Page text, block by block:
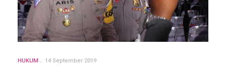
HUKUM 14 September 2019